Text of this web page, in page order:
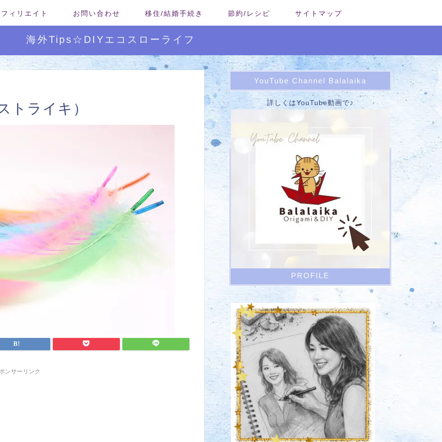
ィリエイト お問い合わせ 移住/結婚手続き 節約/レシピ サイトマップ
海外Tips☆DIYエコスローライフ
トライキ）
ンサーリンク
YouTube Channel Balalaika
詳しくはYouTube動画で♪
PROFILE